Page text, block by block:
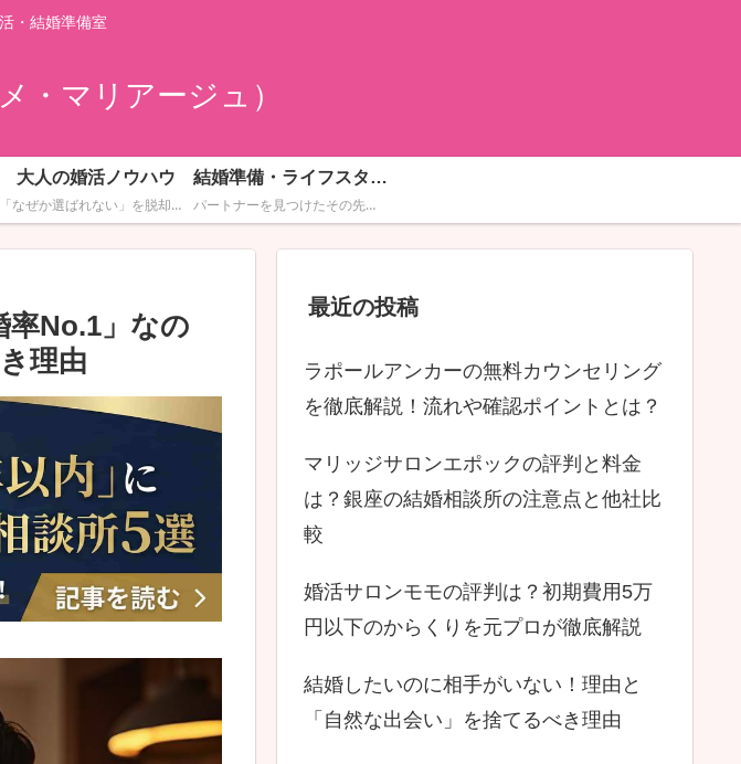
・結婚準備室
・マリアージュ）
大人の婚活ノウハウ
「なぜか選ばれない」を脱却するための実践的ノウハウ集。お見合いでの服装・マナーから、相手の心を開く会話術、成婚できるマインドセットまで。若さだけではない、大人の品格と魅力を武器にして「次につながる」婚活を実現しましょう。
結婚準備・ライフスタイル
パートナーを見つけたその先にある、幸せな未来のために。フォトウェディング（ナシ婚）のスタジオ選びや、少人数結婚式の活用法、指輪選びなど、大人のカップルにふさわしい上質なライフスタイル情報を発信します。
率No.1」なの
理由
最近の投稿
ラポールアンカーの無料カウンセリング
を徹底解説！流れや確認ポイントとは？
マリッジサロンエポックの評判と料金
は？銀座の結婚相談所の注意点と他社比
較
婚活サロンモモの評判は？初期費用5万
円以下のからくりを元プロが徹底解説
結婚したいのに相手がいない！理由と
「自然な出会い」を捨てるべき理由